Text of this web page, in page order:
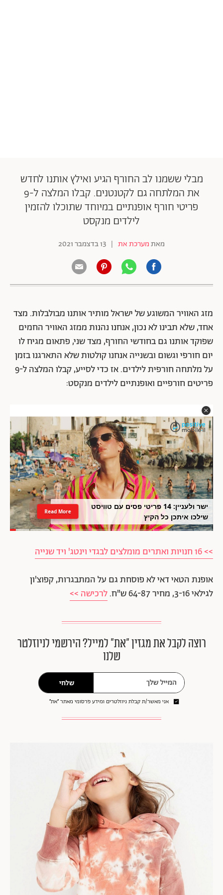
מבלי ששמנו לב החורף הגיע ואילץ אותנו לחדש
את המלתחה גם לקטנטנים. קבלו המלצה ל-9
פריטי חורף אופנתיים במיוחד שתוכלו להזמין
לילדים מנקסט
מאתמערכת את | 13 בדצמבר 2021
מזג האוויר המשוגע של ישראל מותיר אותנו מבולבלות. מצד
אחד, שלא תבינו לא נכון, אנחנו נהנות ממזג האוויר החמים
שפוקד אותנו גם בחודשי החורף, מצד שני, פתאום מגיח לו
יום חורפי וגשום ובשנייה אנחנו קולטות שלא התארגנו בזמן
על מלתחה חורפית לילדים. אז כדי לסייע, קבלו המלצה ל-9
פריטים חורפיים ואופנתיים לילדים מנקסט:
ישר ולעניין: 14 פריטי פסים עם טוויסט
שילכו איתכן כל הקיץ
Read More
>> 16 חנויות ואתרים מומלצים לבגדי וינטג' ויד שנייה
אופנת הטאי דאי לא פוסחת גם על המתבגרות, קפוצ'ון
לגילאי 3-16, מחיר 64-87 ש"ח.
לרכישה >>
רוצה לקבל את מגזין ״את״ למייל? הירשמי לניוזלטר
שלנו
שלחי
אני מאשר/ת קבלת ניוזלטרים ומידע פרסומי מאתר ״את״